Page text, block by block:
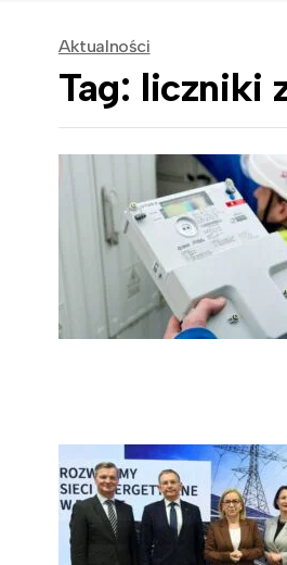
Aktualności
Tag: liczniki